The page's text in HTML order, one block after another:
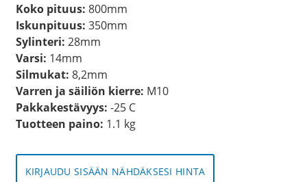
Koko pituus: 800mm
Iskunpituus: 350mm
Sylinteri: 28mm
Varsi: 14mm
Silmukat: 8,2mm
Varren ja säiliön kierre: M10
Pakkakestävyys: -25 C
Tuotteen paino: 1.1 kg
KIRJAUDU SISÄÄN NÄHDÄKSESI HINTA